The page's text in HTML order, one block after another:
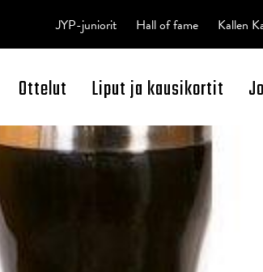
Open Search
Ottelut Liput ja kausikortit
JYP-juniorit Hall of fame Kallen